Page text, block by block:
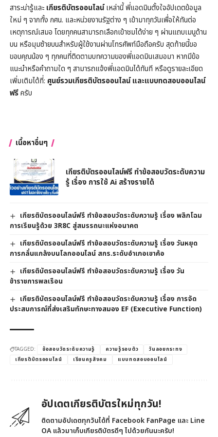
สาระน่ารู้และ เกียรติบัตรออนไลน์เหล่านี้ พี่แอดมินตั้งใจอัปเดตข้อมูล
ใหม่ ๆ จากทั้ง กศน. และหน่วยงานรัฐต่าง ๆ เข้ามาทุกวันเพื่อให้ทันต่อ
เหตุการณ์เสมอ โดยทุกคนสามารถเลือกเข้าชมได้ง่าย ๆ ผ่านแถบเมนูด้าน
บน หรือมุมซ้ายบนสำหรับผู้ใช้งานผ่านโทรศัพท์มือถือครับ สุดท้ายนี้ขอ
ขอบคุณน้อง ๆ ทุกคนที่ติดตามบทความของพี่แอดมินเสมอมา หากมีข้อ
แนะนำหรือคำถามใด ๆ สามารถแจ้งพี่แอดมินได้ทันที หรือดูรายละเอียด
เพิ่มเติมได้ที่: ศูนย์รวมเกียรติบัตรออนไลน์ และแบบทดสอบออนไลน์
ฟรีครับ
เนื้อหาอื่นๆ
เกียรติบัตรออนไลน์ฟรี ทำข้อสอบวัดระดับความ
รู้ เรื่อง การใช้ Ai สร้างรายได้
เกียรติบัตรออนไลน์ฟรี ทำข้อสอบวัดระดับความรู้ เรื่อง พลิกโฉม
การเรียนรู้ด้วย 3R8C สู่สมรรถนะแห่งอนาคต
เกียรติบัตรออนไลน์ฟรี ทำข้อสอบวัดระดับความรู้ เรื่อง วันหยุด
การกลั่นแกล้งบนโลกออนไลน์ สกร.ระดับอำเภอเขาค้อ
เกียรติบัตรออนไลน์ฟรี ทำข้อสอบวัดระดับความรู้ เรื่อง วัน
ข้าราชการพลเรือน
เกียรติบัตรออนไลน์ฟรี ทำข้อสอบวัดระดับความรู้ เรื่อง การจัด
ประสบการณ์ที่ส่งเสริมทักษะทางสมอง EF (Executive Function)
TAGGED: ข้อสอบวัดระดับความรู้ ความรู้รอบตัว
วันลอยกระทง
เกียรติบัตรออนไลน์
เรียนครูสังคม แบบทดสอบออนไลน์
อัปเดตเกียรติบัตรใหม่ทุกวัน!
ติดตามอัปเดตทุกวันได้ที่ Facebook FanPage และ Line
OA แล้วมาเก็บเกียรติบัตรดีๆ ไปด้วยกันนะครับ!